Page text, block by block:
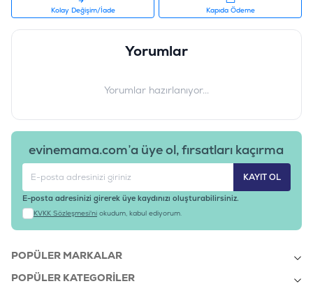
Kolay Değişim/İade Kapıda Ödeme
Yorumlar
Yorumlar hazırlanıyor...
evinemama.com’a üye ol, fırsatları kaçırma
KAYIT OL
E-posta adresinizi girerek üye kaydınızı oluşturabilirsiniz.
KVKK Sözleşmesi'ni okudum, kabul ediyorum.
POPÜLER MARKALAR
POPÜLER KATEGORILER